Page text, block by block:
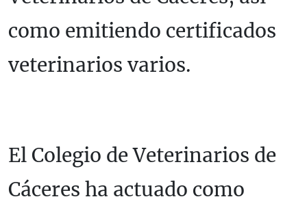
como emitiendo certificados
veterinarios varios.
El Colegio de Veterinarios de
Cáceres ha actuado como